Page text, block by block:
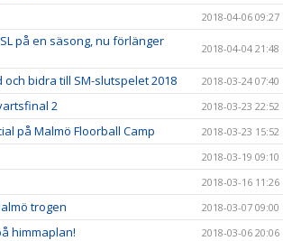
2018-04-06 09:27
på en säsong, nu förlänger
2018-04-04 21:48
och bidra till SM-slutspelet 2018 2018-03-24 07:40
2 2018-03-23 22:52
på Malmö Floorball Camp 2018-03-23 15:52
2018-03-19 09:10
2018-03-16 11:26
trogen 2018-03-07 09:00
himmaplan! 2018-03-06 20:06